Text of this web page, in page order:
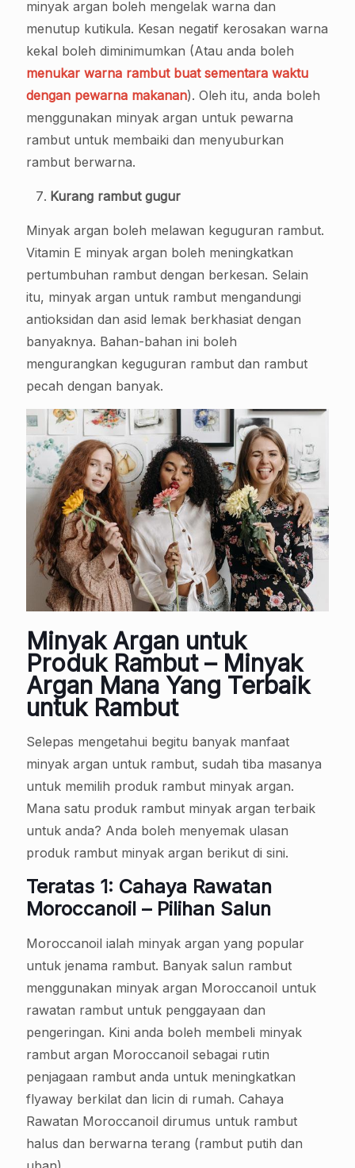
minyak argan boleh mengelak warna dan
menutup kutikula. Kesan negatif kerosakan warna
kekal boleh diminimumkan (Atau anda boleh
menukar warna rambut buat sementara waktu
dengan pewarna makanan). Oleh itu, anda boleh
menggunakan minyak argan untuk pewarna
rambut untuk membaiki dan menyuburkan
rambut berwarna.
Kurang rambut gugur
Minyak argan boleh melawan keguguran rambut.
Vitamin E minyak argan boleh meningkatkan
pertumbuhan rambut dengan berkesan. Selain
itu, minyak argan untuk rambut mengandungi
antioksidan dan asid lemak berkhasiat dengan
banyaknya. Bahan-bahan ini boleh
mengurangkan keguguran rambut dan rambut
pecah dengan banyak.
Minyak Argan untuk
Produk Rambut – Minyak
Argan Mana Yang Terbaik
untuk Rambut
Selepas mengetahui begitu banyak manfaat
minyak argan untuk rambut, sudah tiba masanya
untuk memilih produk rambut minyak argan.
Mana satu produk rambut minyak argan terbaik
untuk anda? Anda boleh menyemak ulasan
produk rambut minyak argan berikut di sini.
Teratas 1: Cahaya Rawatan
Moroccanoil – Pilihan Salun
Moroccanoil ialah minyak argan yang popular
untuk jenama rambut. Banyak salun rambut
menggunakan minyak argan Moroccanoil untuk
rawatan rambut untuk penggayaan dan
pengeringan. Kini anda boleh membeli minyak
rambut argan Moroccanoil sebagai rutin
penjagaan rambut anda untuk meningkatkan
flyaway berkilat dan licin di rumah. Cahaya
Rawatan Moroccanoil dirumus untuk rambut
halus dan berwarna terang (rambut putih dan